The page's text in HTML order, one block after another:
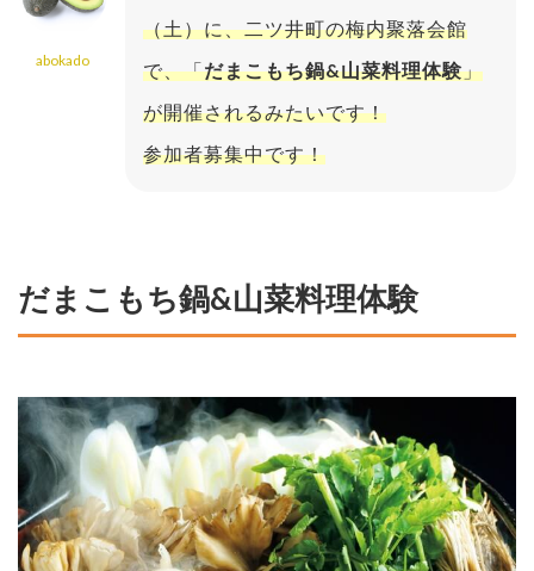
abokado
（土）に、二ツ井町の梅内聚落会館
で、「だまこもち鍋&山菜料理体験」
が開催されるみたいです！
参加者募集中です！
だまこもち鍋&山菜料理体験